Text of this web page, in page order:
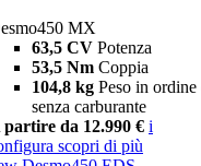
MX
63,5 CV Potenza
53,5 Nm Coppia
104,8 kg Peso in ordine
senza carburante
partire da 12.990 € i
scopri di più